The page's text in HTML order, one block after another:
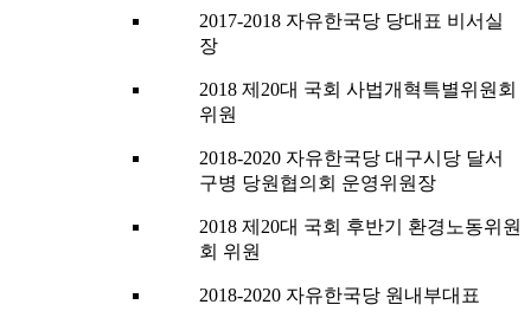
2017-2018 자유한국당 당대표 비서실
장
2018 제20대 국회 사법개혁특별위원회
위원
2018-2020 자유한국당 대구시당 달서
구병 당원협의회 운영위원장
2018 제20대 국회 후반기 환경노동위원
회 위원
2018-2020 자유한국당 원내부대표